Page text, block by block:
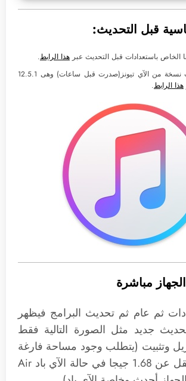
قبل التحديث:
الخاص باستعدادات قبل التحديث عبر هذا الرابط.
قم بتحميل أحدث نسخة من الآي تيونز(صدرت قبل ساعات) وهى 12.5.1
هذا الرابط.
مباشرة
ثم عام ثم تحديث البرامج فيظهر
جديد مثل الصورة التالية فقط
وتثبيت (يتطلب وجود مساحة فارغة
في جهازك لا تقل عن 1.68 جيجا في حالة الآي باد Air